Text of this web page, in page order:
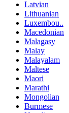
Latvian
Lithuanian
Luxembou..
Macedonian
Malagasy
Malay
Malayalam
Maltese
Maori
Marathi
Mongolian
Burmese